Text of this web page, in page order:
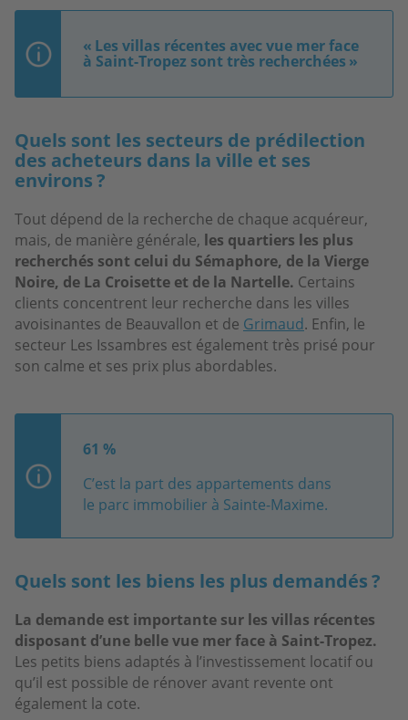
« Les villas récentes avec vue mer face
à Saint-Tropez sont très recherchées »
Quels sont les secteurs de prédilection
des acheteurs dans la ville et ses
environs ?
Tout dépend de la recherche de chaque acquéreur,
mais, de manière générale, les quartiers les plus
recherchés sont celui du Sémaphore, de la Vierge
Noire, de La Croisette et de la Nartelle. Certains
clients concentrent leur recherche dans les villes
avoisinantes de Beauvallon et de Grimaud. Enfin, le
secteur Les Issambres est également très prisé pour
son calme et ses prix plus abordables.
61 %
C’est la part des appartements dans
le parc immobilier à Sainte-Maxime.
Quels sont les biens les plus demandés ?
La demande est importante sur les villas récentes
disposant d’une belle vue mer face à Saint-Tropez.
Les petits biens adaptés à l’investissement locatif ou
qu’il est possible de rénover avant revente ont
également la cote.